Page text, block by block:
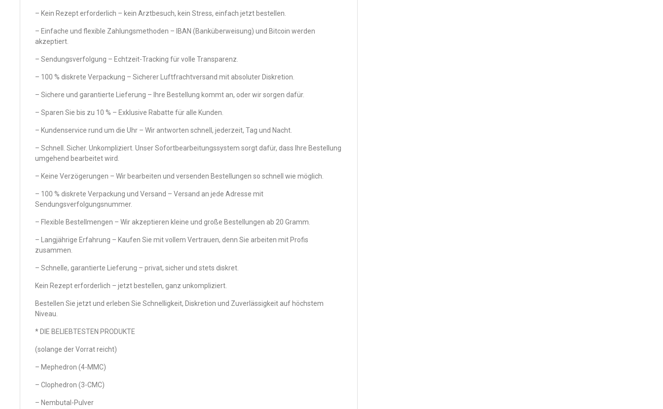
– Kein Rezept erforderlich – kein Arztbesuch, kein Stress, einfach jetzt bestellen.
– Einfache und flexible Zahlungsmethoden – IBAN (Banküberweisung) und Bitcoin werden
akzeptiert.
– Sendungsverfolgung – Echtzeit-Tracking für volle Transparenz.
– 100 % diskrete Verpackung – Sicherer Luftfrachtversand mit absoluter Diskretion.
– Sichere und garantierte Lieferung – Ihre Bestellung kommt an, oder wir sorgen dafür.
– Sparen Sie bis zu 10 % – Exklusive Rabatte für alle Kunden.
– Kundenservice rund um die Uhr – Wir antworten schnell, jederzeit, Tag und Nacht.
– Schnell. Sicher. Unkompliziert. Unser Sofortbearbeitungssystem sorgt dafür, dass Ihre Bestellung
umgehend bearbeitet wird.
– Keine Verzögerungen – Wir bearbeiten und versenden Bestellungen so schnell wie möglich.
– 100 % diskrete Verpackung und Versand – Versand an jede Adresse mit
Sendungsverfolgungsnummer.
– Flexible Bestellmengen – Wir akzeptieren kleine und große Bestellungen ab 20 Gramm.
– Langjährige Erfahrung – Kaufen Sie mit vollem Vertrauen, denn Sie arbeiten mit Profis
zusammen.
– Schnelle, garantierte Lieferung – privat, sicher und stets diskret.
Kein Rezept erforderlich – jetzt bestellen, ganz unkompliziert.
Bestellen Sie jetzt und erleben Sie Schnelligkeit, Diskretion und Zuverlässigkeit auf höchstem
Niveau.
* DIE BELIEBTESTEN PRODUKTE
(solange der Vorrat reicht)
– Mephedron (4-MMC)
– Clophedron (3-CMC)
– Nembutal-Pulver